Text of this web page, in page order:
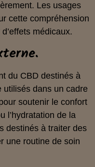
Les usages
cette compréhension
médicaux.
du CBD destinés à
utilisés dans un cadre
soutenir le confort
l’hydratation de la
destinés à traiter des
une routine de soin